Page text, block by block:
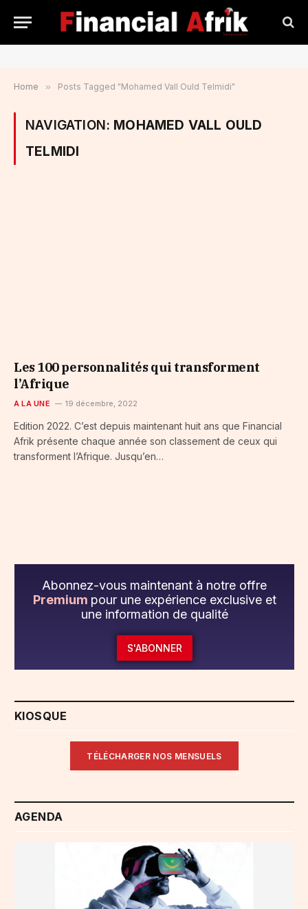
Home » Posts Tagged "Mohamed Vall Ould Telmidi"
NAVIGATION: MOHAMED VALL OULD
TELMIDI
Les 100 personnalités qui transforment
l’Afrique
A LA UNE 19 décembre, 2022
Edition 2022. C’est depuis maintenant huit ans que Financial
Afrik présente chaque année son classement de ceux qui
transforment l’Afrique. Jusqu’en…
Abonnez-vous maintenant à notre offre
Premium pour une expérience exclusive et
une information de qualité
S'ABONNER
KIOSQUE
TÉLÉCHARGER NOS MENSUELS
AGENDA